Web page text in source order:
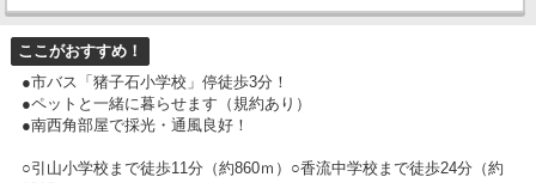
ここがおすすめ！
●市バス「猪子石小学校」停徒歩3分！
●ペットと一緒に暮らせます（規約あり）
●南西角部屋で採光・通風良好！
○引山小学校まで徒歩11分（約860ｍ）○香流中学校まで徒歩24分（約